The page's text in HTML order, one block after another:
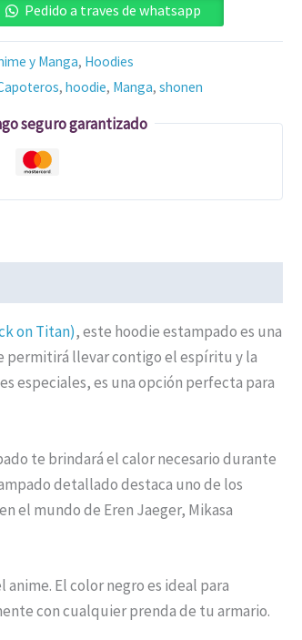
Pedido a traves de whatsapp
y Manga, Hoodies
,hoodie, Manga,shonen
seguro garantizado
on Titan), este hoodie estampado es una
permitirá llevar contigo el espíritu y la
especiales, es una opción perfecta para
te brindará el calor necesario durante
detallado destaca uno de los
el mundo de Eren Jaeger, Mikasa
El color negro es ideal para
con cualquier prenda de tu armario.